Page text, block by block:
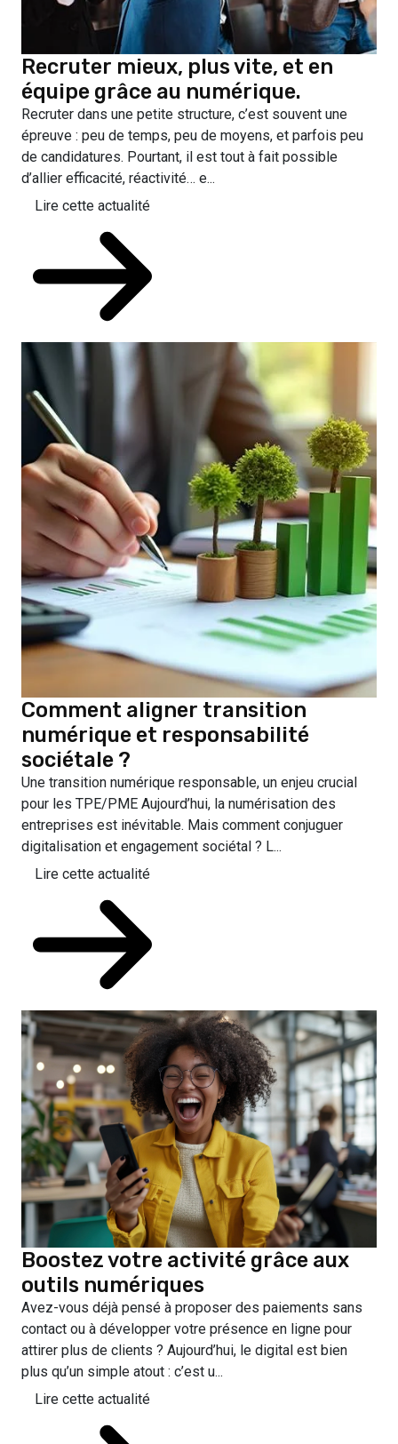
Recruter mieux, plus vite, et en
équipe grâce au numérique.
Recruter dans une petite structure, c’est souvent une
épreuve : peu de temps, peu de moyens, et parfois peu
de candidatures. Pourtant, il est tout à fait possible
d’allier efficacité, réactivité… e...
Lire cette actualité
Comment aligner transition
numérique et responsabilité
sociétale ?
Une transition numérique responsable, un enjeu crucial
pour les TPE/PME Aujourd’hui, la numérisation des
entreprises est inévitable. Mais comment conjuguer
digitalisation et engagement sociétal ? L...
Lire cette actualité
Boostez votre activité grâce aux
outils numériques
Avez-vous déjà pensé à proposer des paiements sans
contact ou à développer votre présence en ligne pour
attirer plus de clients ? Aujourd’hui, le digital est bien
plus qu’un simple atout : c’est u...
Lire cette actualité